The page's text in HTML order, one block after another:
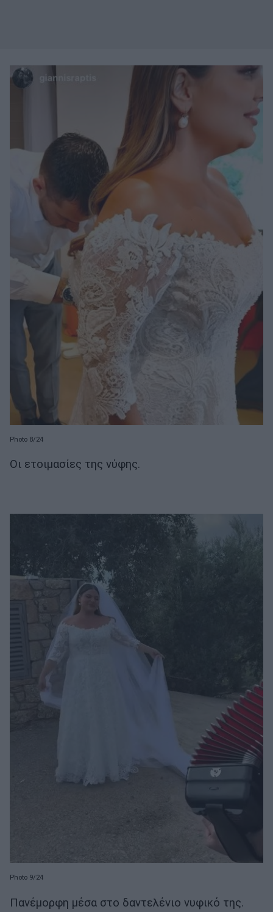
Photo 8/24
Οι ετοιμασίες της νύφης.
Photo 9/24
Πανέμορφη μέσα στο δαντελένιο νυφικό της.